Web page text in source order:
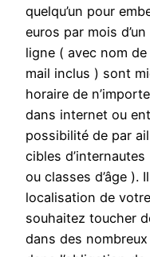
quelqu’un pour
euros par mois
ligne ( avec nom
mail inclus ) sont
horaire de
dans internet ou
possibilité de par
cibles
ou classes d’âge ).
localisation de
souhaitez toucher
dans des